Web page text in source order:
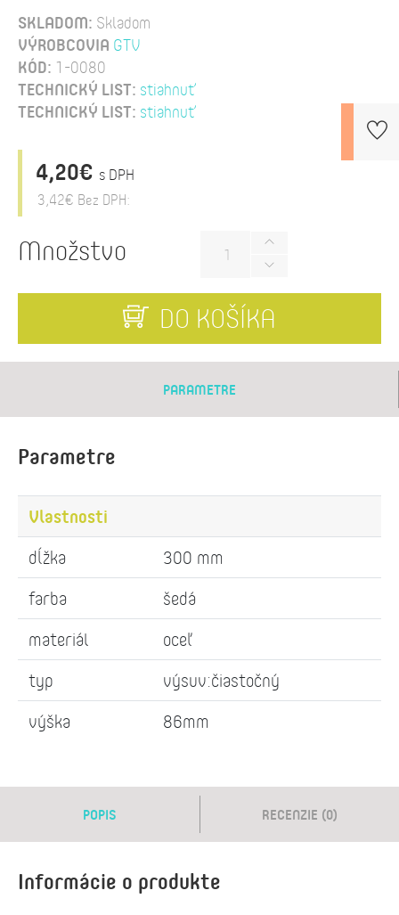
SKLADOM: Skladom
VÝROBCOVIA GTV
KÓD: 1-0080
TECHNICKÝ LIST: stiahnuť
TECHNICKÝ LIST: stiahnuť
4,20€ s DPH
3,42€ Bez DPH:
Množstvo
DO KOŠÍKA
PARAMETRE
Parametre
Vlastnosti
dĺžka
300 mm
farba
šedá
materiál
oceľ
typ
výsuv:čiastočný
výška
86mm
POPIS RECENZIE (0)
Informácie o produkte